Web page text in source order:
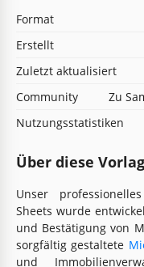
Format
Erstellt
Zuletzt aktualisiert
Community
Zu
Nutzungsstatistiken
Über diese
Unser
Sheets wurde
und Bestätigung von
sorgfältig gestaltete
und